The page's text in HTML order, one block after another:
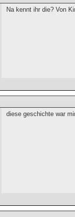
Na kennt ihr die? Von
diese geschichte war